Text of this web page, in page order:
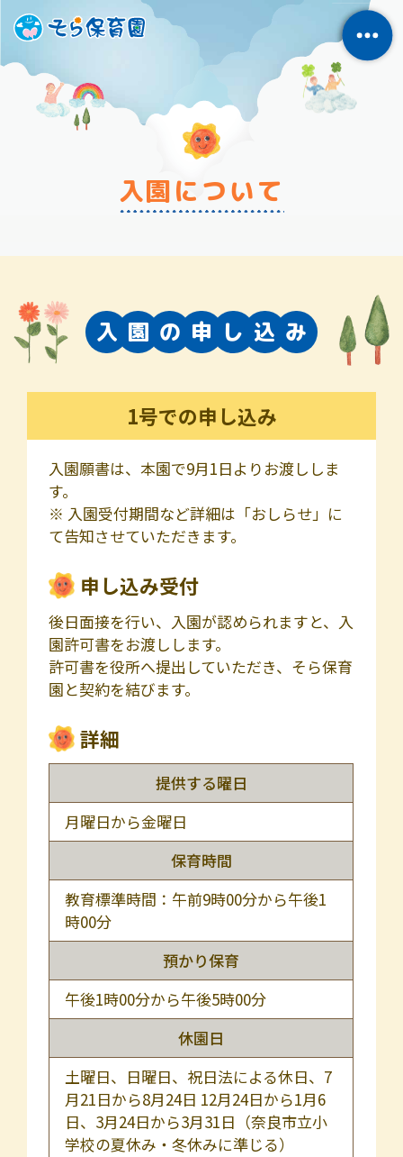
入園について
入 園 の 申 し 込 み
1号での申し込み
入園願書は、本園で9月1日よりお渡ししま
す。
※ 入園受付期間など詳細は「おしらせ」に
て告知させていただきます。
申し込み受付
後日面接を行い、入園が認められますと、入
園許可書をお渡しします。
許可書を役所へ提出していただき、そら保育
園と契約を結びます。
詳細
提供する曜日
月曜日から金曜日
保育時間
教育標準時間：午前9時00分から午後1
時00分
預かり保育
午後1時00分から午後5時00分
休園日
土曜日、日曜日、祝日法による休日、7
月21日から8月24日 12月24日から1月6
日、3月24日から3月31日（奈良市立小
学校の夏休み・冬休みに準じる）